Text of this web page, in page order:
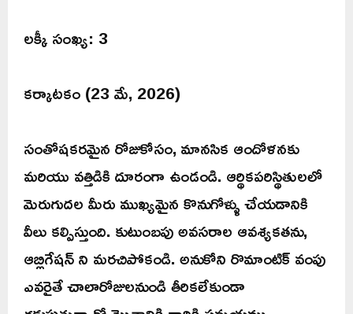
లక్కీ సంఖ్య: 3
కర్కాటకం (23 మే, 2026)
సంతోషకరమైన రోజుకోసం, మానసిక ఆందోళనకు
మరియు వత్తిడికి దూరంగా ఉండండి. ఆర్థికపరిస్థితులలో
మెరుగుదల మీరు ముఖ్యమైన కొనుగోళ్ళు చేయడానికి
వీలు కల్పిస్తుంది. కుటుంబపు అవసరాల ఆవశ్యకతను,
ఆబ్లిగేషన్ ని మరచిపోకండి. అనుకోని రొమాంటిక్ వంపు
ఎవరైతే చాలారోజులనుండి తీరికలేకుండా